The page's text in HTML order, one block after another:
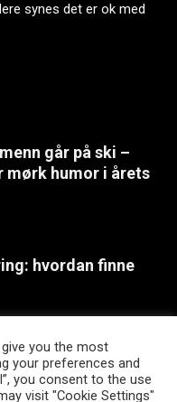
synes det er ok med
går på ski –
mørk humor i årets
hvordan finne
sommerferien
you the most
your preferences and
you consent to the use
visit "Cookie Settings"